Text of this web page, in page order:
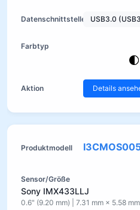
USB3.0
Details
Sony IMX433LLJ
0.6" (9.20 mm) | 7.31 mm × 5.58 mm